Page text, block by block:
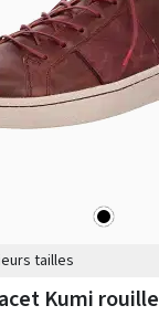
noir
tailles
Kumi rouille